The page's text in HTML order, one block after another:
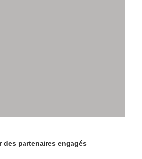
des partenaires engagés